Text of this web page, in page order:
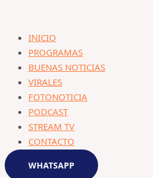
INICIO
PROGRAMAS
BUENAS NOTICIAS
VIRALES
FOTONOTICIA
PODCAST
STREAM TV
CONTACTO
WHATSAPP